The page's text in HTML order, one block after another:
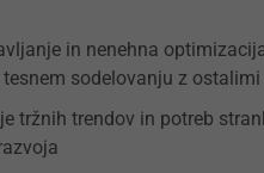
in nenehna
tesnem sodelovanju z
tržnih trendov in potreb